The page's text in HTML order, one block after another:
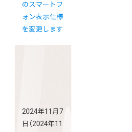
のスマートフ
ォン表示仕様
を変更します
2024年11月7
日 （2024年11